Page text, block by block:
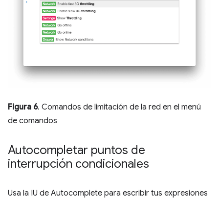
Figura 6. Comandos de limitación de la red en el menú
de comandos
Autocompletar puntos de
interrupción condicionales
Usa la IU de Autocomplete para escribir tus expresiones